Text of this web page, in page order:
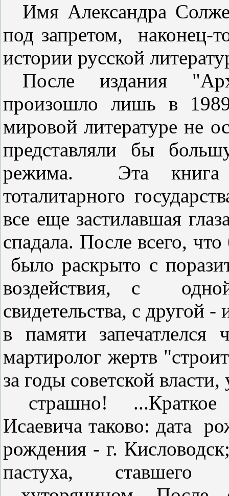
Имя Александра
под запретом,
наконец-
истории русской
После издания
произошло лишь в
мировой литературе не
представляли бы
режима.
Эта
тоталитарного
все еще застилавшая
спадала. После всего,
было раскрыто с
воздействия, с
свидетельства, с другой -
в памяти
мартиролог жертв
за годы советской
страшно! ...Краткое
Исаевича таково: дата
рождения - г.
пастуха, ставшего